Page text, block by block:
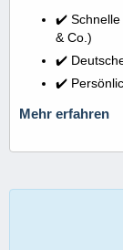
✔️ Schnelle
& Co.)
✔️
✔️
Mehr erfahren